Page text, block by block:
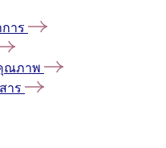
าร
ณภาพ
าร